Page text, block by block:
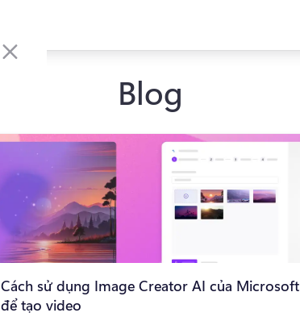
Blog
Cách sử dụng Image Creator AI của Microsoft
để tạo video